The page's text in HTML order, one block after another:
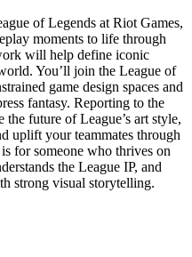
of Legends at Riot Games,
moments to life through
will help define iconic
You’ll join the League of
game design spaces and
fantasy. Reporting to the
future of League’s art style,
uplift your teammates through
for someone who thrives on
the League IP, and
strong visual storytelling.